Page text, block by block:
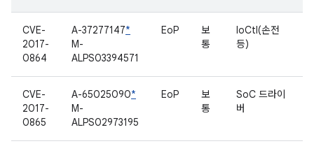
CVE-
2017-
0864
A-37277147*
M-
ALPS03394571
EoP
보
통
IoCtl(손전
등)
CVE-
2017-
0865
A-65025090*
M-
ALPS02973195
EoP
보
통
SoC 드라이
버